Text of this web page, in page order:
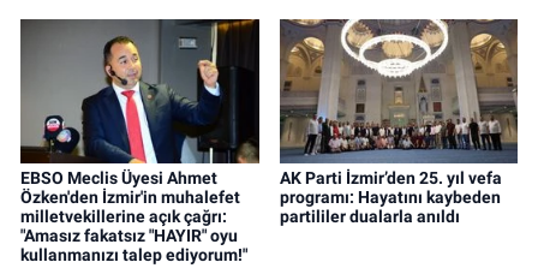
EBSO Meclis Üyesi Ahmet
Özken'den İzmir'in muhalefet
milletvekillerine açık çağrı:
"Amasız fakatsız "HAYIR" oyu
kullanmanızı talep ediyorum!"
AK Parti İzmir’den 25. yıl vefa
programı: Hayatını kaybeden
partililer dualarla anıldı